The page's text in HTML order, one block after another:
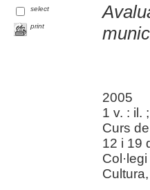
select
print
2005
1 v. : il.
Curs
12 i 19